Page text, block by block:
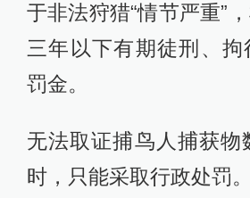
于非法狩猎“情节严重”
三年以下有期徒刑、拘
罚金。
无法取证捕鸟人捕获物
时，只能采取行政处罚。